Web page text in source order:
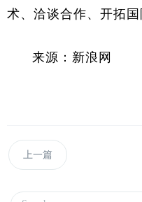
术、洽谈合作、开拓国
来源：新浪网
上一篇